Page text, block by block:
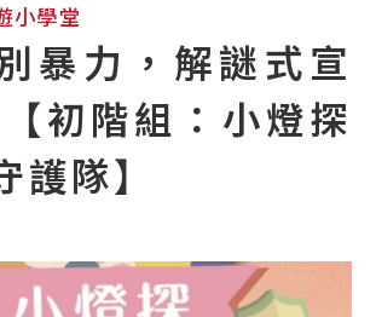
小學堂
暴力，解謎式宣
初階組：小燈探
護隊】